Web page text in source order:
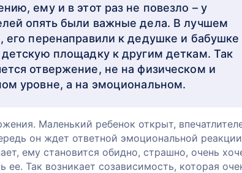
ему и в этот раз не повезло – у
опять были важные дела. В лучшем
его перенаправили к дедушке и бабушке
детскую площадку к другим деткам. Так
отвержение, не на физическом и
уровне, а на эмоциональном.
Маленький ребенок открыт,
он ждет ответной эмоциональной
ему становится обидно, страшно, очень
Так возникает созависимость, которая